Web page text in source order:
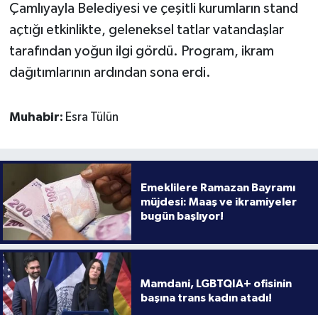
Çamlıyayla Belediyesi ve çeşitli kurumların stand
açtığı etkinlikte, geleneksel tatlar vatandaşlar
tarafından yoğun ilgi gördü. Program, ikram
dağıtımlarının ardından sona erdi.
Muhabir: Esra Tülün
Emeklilere Ramazan Bayramı
müjdesi: Maaş ve ikramiyeler
bugün başlıyor!
Mamdani, LGBTQIA+ ofisinin
başına trans kadın atadı!